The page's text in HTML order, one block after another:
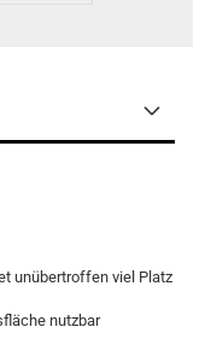
unübertroffen viel Platz
nutzbar